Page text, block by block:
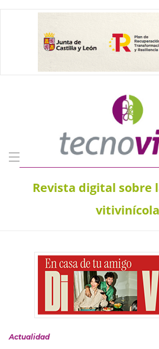
Revista digital sobre
vitivinícola
Actualidad